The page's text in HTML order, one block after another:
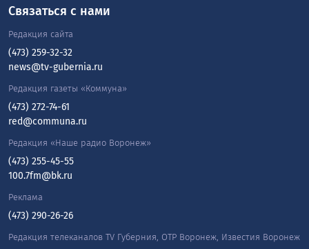
Связаться с нами
Редакция сайта
(473) 259-32-32
news@tv-gubernia.ru
Редакция газеты «Коммуна»
(473) 272-74-61
red@communa.ru
Редакция «Наше радио Воронеж»
(473) 255-45-55
100.7fm@bk.ru
Реклама
(473) 290-26-26
Редакция телеканалов TV Губерния, ОТР Воронеж, Известия Воронеж